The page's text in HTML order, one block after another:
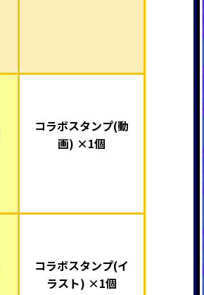
コラボスタンプ(動
画) ×1個
コラボスタンプ(イ
ラスト) ×1個